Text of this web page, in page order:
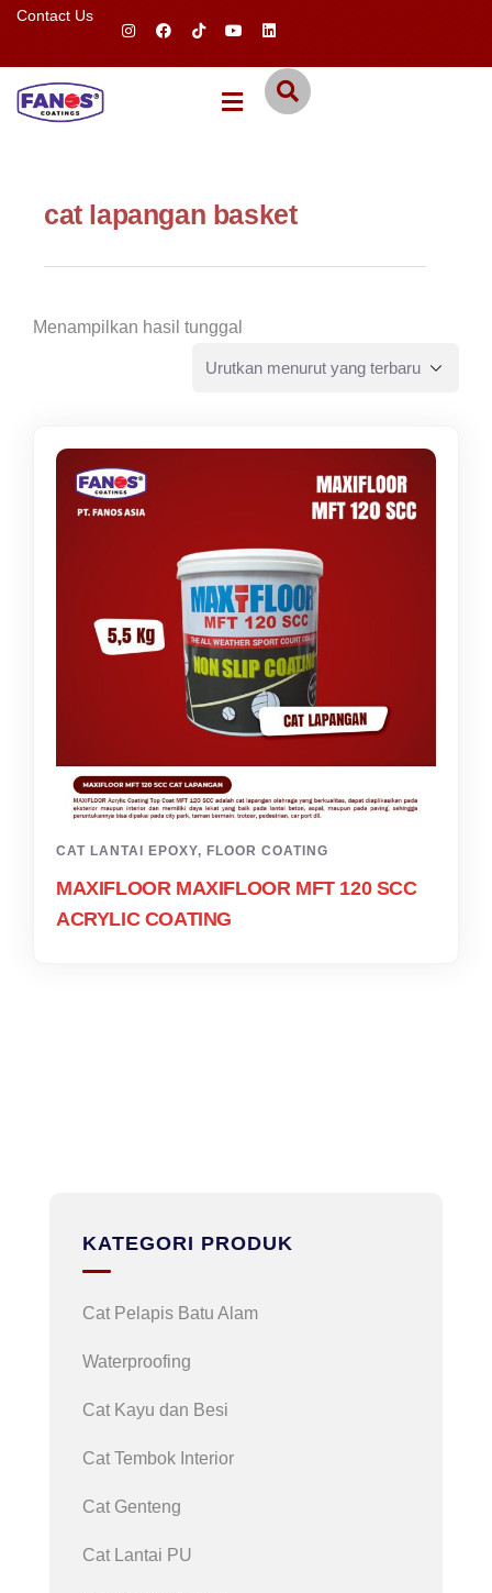
Contact Us
cat lapangan basket
Menampilkan hasil tunggal
CAT LANTAI EPOXY, FLOOR COATING
MAXIFLOOR MAXIFLOOR MFT 120 SCC
ACRYLIC COATING
KATEGORI PRODUK
Cat Pelapis Batu Alam
Waterproofing
Cat Kayu dan Besi
Cat Tembok Interior
Cat Genteng
Cat Lantai PU